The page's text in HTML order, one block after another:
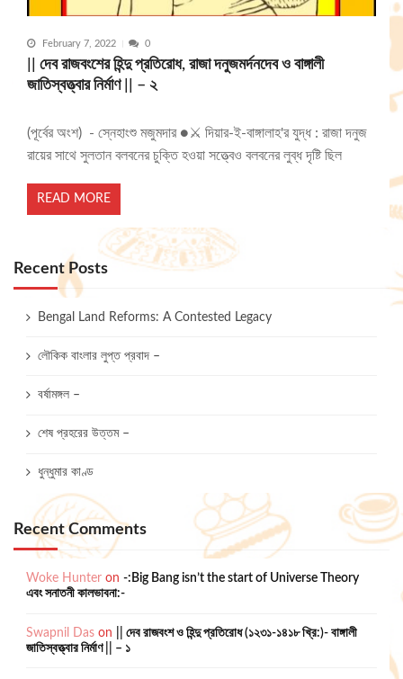
February 7, 2022 0
|| দেব রাজবংশের হিন্দু প্রতিরোধ, রাজা দনুজমর্দনদেব ও বাঙ্গালী
জাতিস্বত্ত্বার নির্মাণ || – ২
(পূর্বের অংশ) - স্নেহাংশু মজুমদার ●⚔️ দিয়ার-ই-বাঙ্গালাহ'র যুদ্ধ : রাজা দনুজ
রায়ের সাথে সুলতান বলবনের চুক্তি হওয়া সত্ত্বেও বলবনের লুব্ধ দৃষ্টি ছিল
READ MORE
Recent Posts
Bengal Land Reforms: A Contested Legacy
লৌকিক বাংলার লুপ্ত প্রবাদ –
বর্ষামঙ্গল –
শেষ প্রহরের উত্তম –
ধুন্ধুমার কাণ্ড
Recent Comments
Woke Hunter on -:Big Bang isn’t the start of Universe Theory
এবং সনাতনী কালভাবনা:-
Swapnil Das on
|| দেব রাজবংশ ও হিন্দু প্রতিরোধ (১২৩১-১৪১৮ খ্রি:)- বাঙ্গালী
জাতিস্বত্ত্বার নির্মাণ || – ১